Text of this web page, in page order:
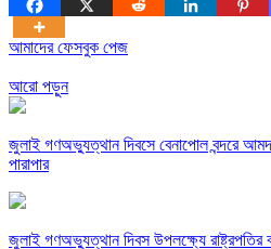
আমাদের ফেসবুক পেজ
আরো পড়ুন
জুলাই গণঅভ্যুত্থান দিবসে বেনাপোল বন্দরে
পারাপার
জুলাই গণঅভ্যুত্থান দিবস উপলক্ষ্যে রাষ্ট্রপতির